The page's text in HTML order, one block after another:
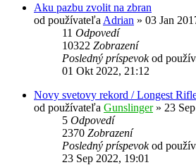
Aku pazbu zvolit na zbran
od používateľa Adrian » 03 Jan
11 Odpovedí
10322 Zobrazení
Posledný príspevokod
01 Okt 2022, 21:12
Novy svetovy rekord / Longest
od používateľa Gunslinger» 23
5 Odpovedí
2370 Zobrazení
Posledný príspevokod
23 Sep 2022, 19:01